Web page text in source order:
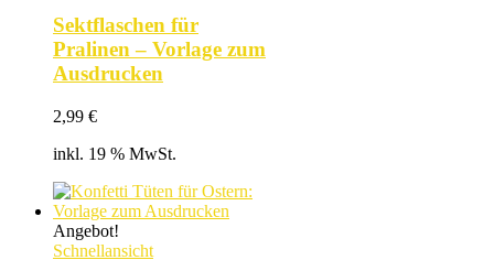
Sektflaschen für
Pralinen – Vorlage zum
Ausdrucken
2,99 €
inkl. 19 % MwSt.
Angebot!
Schnellansicht